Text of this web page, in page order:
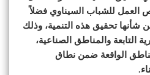
العمل للشباب السيناوي فضلاً
تحقيق هذه التنمية، وذلك
التابعة والمناطق الصناعية،
الواقعة ضمن نطاق